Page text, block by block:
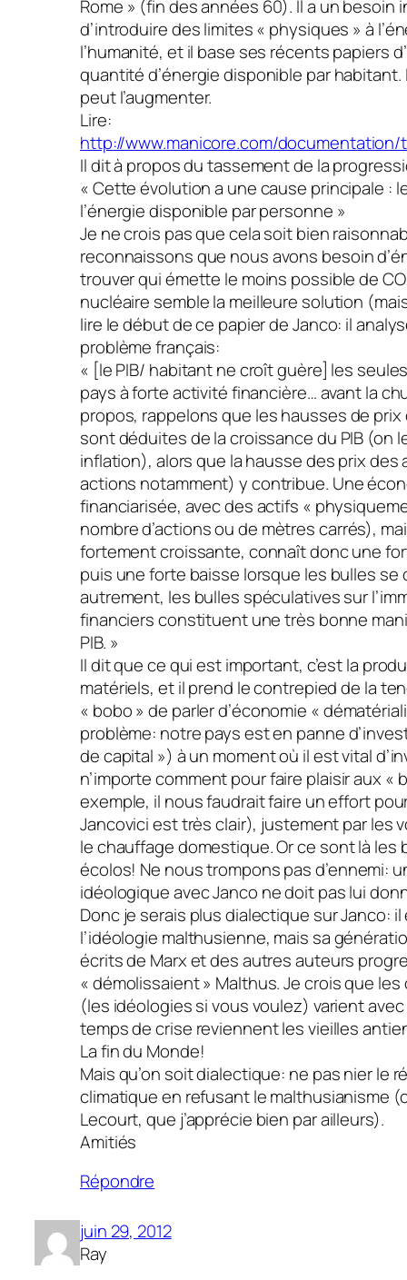
Rome » (fin des années 60). Il a un besoin
d’introduire des limites « physiques » à
l’humanité, et il base ses récents papiers
quantité d’énergie disponible par habitant.
peut l’augmenter.
Lire:
http://www.manicore.com/
Il dit à propos du tassement de la
« Cette évolution a une cause principale :
l’énergie disponible par personne »
Je ne crois pas que cela soit bien
reconnaissons que nous avons besoin
trouver qui émette le moins possible de
nucléaire semble la meilleure solution
lire le début de ce papier de Janco: il
problème français:
« [le PIB/ habitant ne croît guère] les
pays à forte activité financière… avant la
propos, rappelons que les hausses de
sont déduites de la croissance du PIB (on
inflation), alors que la hausse des prix des
actions notamment) y contribue. Une
financiarisée, avec des actifs «
nombre d’actions ou de mètres carrés),
fortement croissante, connaît donc une
puis une forte baisse lorsque les bulles
autrement, les bulles spéculatives sur
financiers constituent une très bonne
PIB. »
Il dit que ce qui est important, c’est la
matériels, et il prend le contrepied de la
« bobo » de parler d’économie «
problème: notre pays est en panne
de capital ») à un moment où il est vital
n’importe comment pour faire plaisir aux «
exemple, il nous faudrait faire un effort
Jancovici est très clair), justement par les
le chauffage domestique. Or ce sont là les
écolos! Ne nous trompons pas d’ennemi:
idéologique avec Janco ne doit pas lui
Donc je serais plus dialectique sur Janco:
l’idéologie malthusienne, mais sa
écrits de Marx et des autres auteurs
« démolissaient » Malthus. Je crois que
(les idéologies si vous voulez) varient
temps de crise reviennent les vieilles
La fin du Monde!
Mais qu’on soit dialectique: ne pas nier le
climatique en refusant le malthusianisme
Lecourt, que j’apprécie bien par ailleurs).
Amitiés
Répondre
juin 29, 2012
Ray